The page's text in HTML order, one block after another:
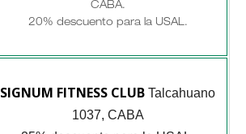
CABA.
20% descuento para la USAL.
SIGNUM FITNESS CLUB Talcahuano
1037, CABA